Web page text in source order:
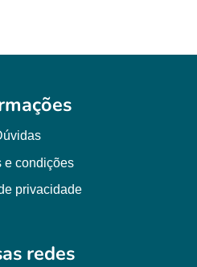
e condições
privacidade
redes